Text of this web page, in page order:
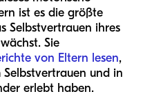
ist es die größte
Selbstvertrauen ihres
Sie
von Eltern lesen,
und in
erlebt haben.